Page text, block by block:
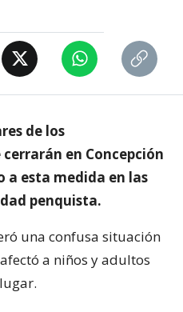
de los
en Concepción
a esta medida en las
penquista.
una confusa situación
a niños y adultos